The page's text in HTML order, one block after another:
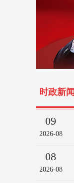
时政新闻
09
2026-08
08
2026-08